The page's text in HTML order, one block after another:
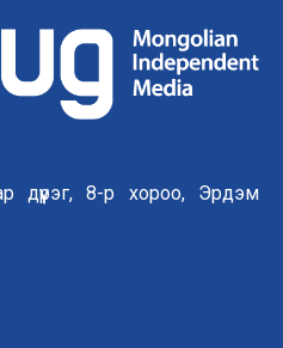
дүүрэг, 8-р хороо, Эрдэм